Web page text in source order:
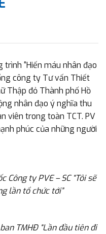
“Hiến máu nhân đạo
công ty Tư vấn Thiết
Thập đỏ Thành phố Hồ
nhân đạo ý nghĩa thu
viên trong toàn TCT. PV
phúc của những người
Công ty PVE – SC “Tôi sẽ
lần tổ chức tới”
TMHĐ “Lần đầu tiên đi